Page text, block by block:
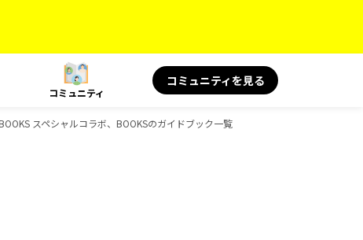
コミュニティ
コミュニティを見る
スペシャルコラボ、BOOKSのガイドブック一覧